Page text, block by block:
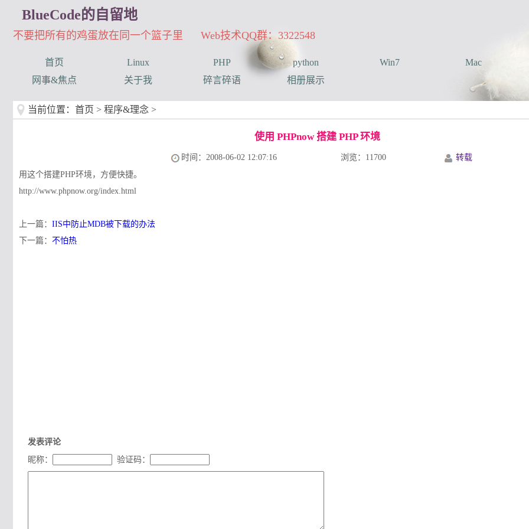
BlueCode的自留地
不要把所有的鸡蛋放在同一个篮子里 Web技术QQ群：3322548
首页 Linux PHP python Win7
Mac
网事&焦点
关于我 碎言碎语 相册展示
当前位置： 首页 > 程序&理念 >
使用 PHPnow 搭建 PHP 环境
时间：2008-06-02 12:07:16 浏览：11700
转载
用这个搭建PHP环境，方便快捷。
http://www.phpnow.org/index.html
上一篇： IIS中防止MDB被下载的办法
下一篇： 不怕热
发表评论
昵称：
验证码：